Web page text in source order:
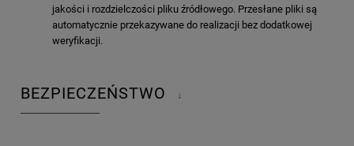
jakości i rozdzielczości pliku źródłowego. Przesłane pliki są
automatycznie przekazywane do realizacji bez dodatkowej
weryfikacji.
BEZPIECZEŃSTWO ↓